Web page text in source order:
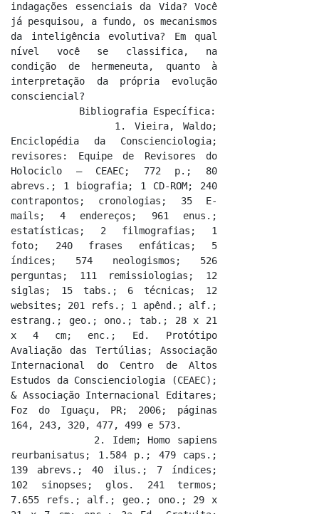
indagações essenciais da Vida? Você
já pesquisou, a fundo, os mecanismos
da inteligência evolutiva? Em qual
nível você se classifica, na
condição de hermeneuta, quanto à
interpretação da própria evolução
consciencial?
Enciclopédia da Conscienciologia;
revisores: Equipe de Revisores do
Holociclo – CEAEC; 772 p.; 80
abrevs.; 1 biografia; 1 CD-ROM; 240
contrapontos; cronologias; 35 E-
mails; 4 endereços; 961 enus.;
estatísticas; 2 filmografias; 1
foto; 240 frases enfáticas; 5
índices; 574 neologismos; 526
perguntas; 111 remissiologias; 12
siglas; 15 tabs.; 6 técnicas; 12
websites; 201 refs.; 1 apênd.; alf.;
estrang.; geo.; ono.; tab.; 28 x 21
x 4 cm; enc.; Ed. Protótipo
Avaliação das Tertúlias; Associação
Internacional do Centro de Altos
Estudos da Conscienciologia (CEAEC);
& Associação Internacional Editares;
Foz do Iguaçu, PR; 2006; páginas
164, 243, 320, 477, 499 e 573.
reurbanisatus; 1.584 p.; 479 caps.;
139 abrevs.; 40 ilus.; 7 índices;
102 sinopses; glos. 241 termos;
7.655 refs.; alf.; geo.; ono.; 29 x